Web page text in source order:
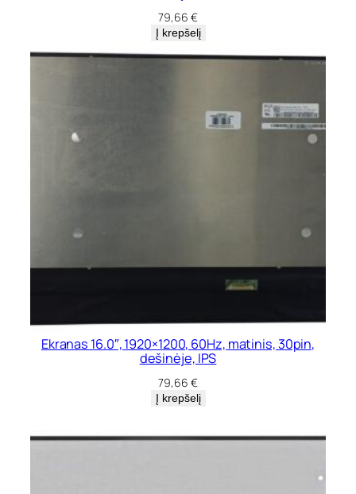
79,66 €
Į krepšelį
Ekranas 16.0″, 1920×1200, 60Hz, matinis, 30pin,
dešinėje, IPS
79,66 €
Į krepšelį